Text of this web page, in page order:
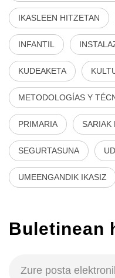
IKASLEEN HITZETAN
INFANTIL
KUDEAKETA
METODOLOGÍAS Y
PRIMARIA SARIAK
SEGURTASUNA
UMEENGANDIK IKASIZ
Buletinean